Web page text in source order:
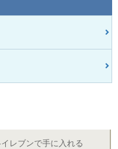
レブンで手に入れる